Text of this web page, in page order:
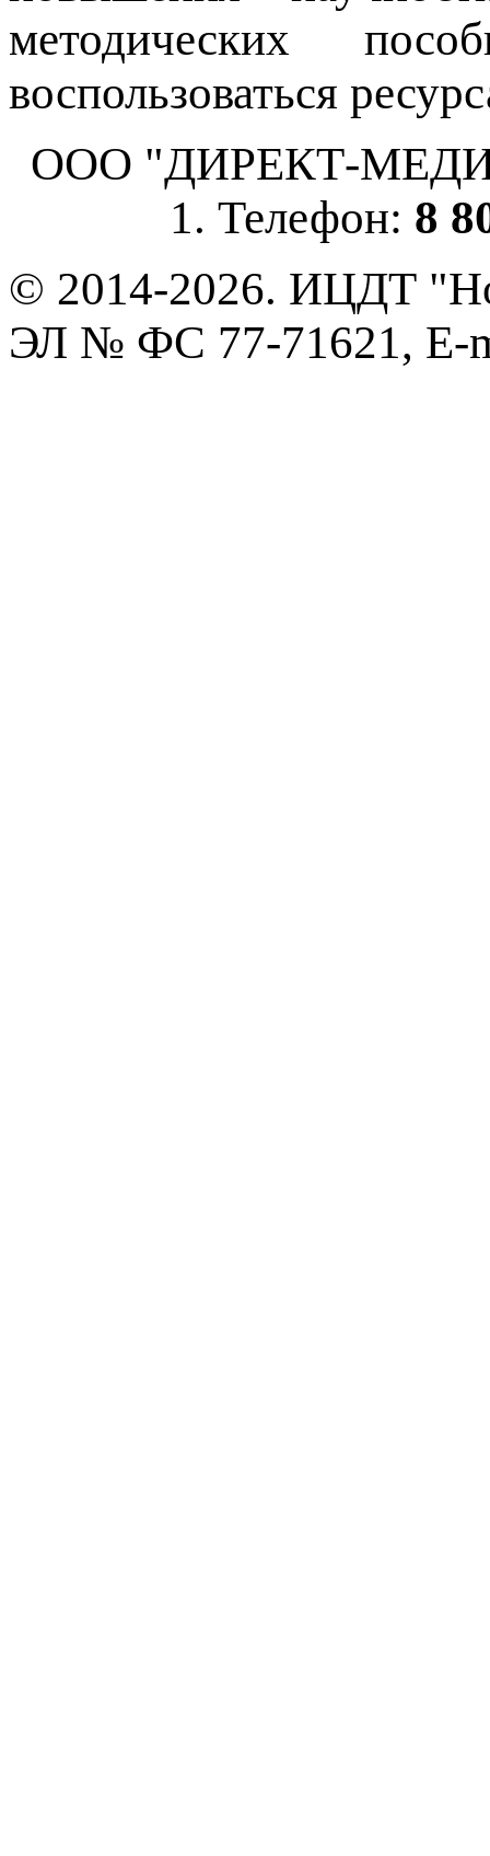
методических
воспользоваться
ООО "ДИРЕКТ-
1. Телефон: 8
© 2014-2026. ИЦДТ
ЭЛ № ФС 77-71621, E-